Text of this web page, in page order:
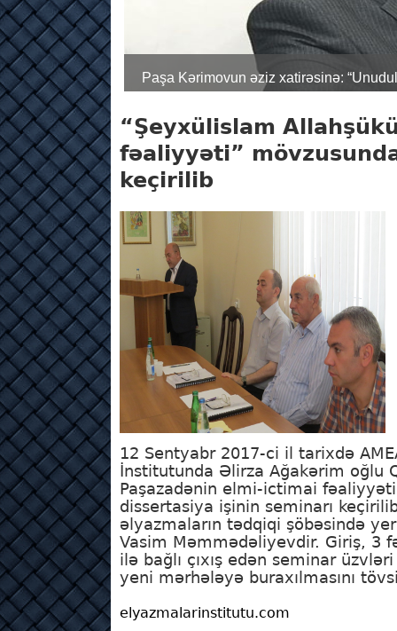
Paşa Kərimovun əziz xatirəsinə:
“Şeyxülislam
fəaliyyəti”
keçirilib
12 Sentyabr 2017-ci il tarixdə
İnstitutunda Əlirza Ağakərim oğlu
Paşazadənin elmi-ictimai
dissertasiya işinin seminarı
əlyazmaların tədqiqi şöbəsində
Vasim Məmmədəliyevdir. Giriş, 3
ilə bağlı çıxış edən seminar
yeni mərhələyə buraxılmasını
elyazmalarinstitutu.com